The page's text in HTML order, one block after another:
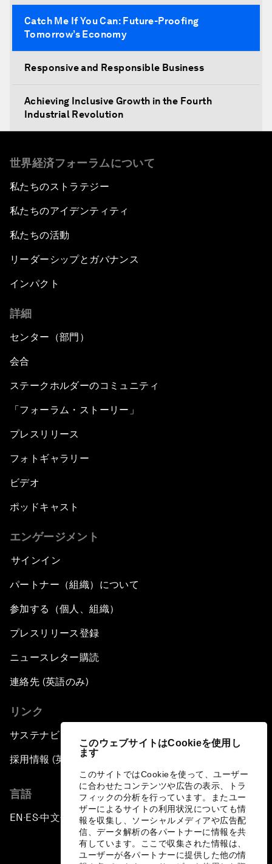
このウェブサイトはCookieを使用し
ます
このサイトではCookieを使って、ユーザー
に合わせたコンテンツや広告の表示、トラ
フィックの分析を行っています。またユー
ザーによるサイトの利用状況についても情
報を収集し、ソーシャルメディアや広告配
信、データ解析の各パートナーに情報を共
有しています。ここで収集された情報は、
ユーザーが各パートナーに提供した他の情
Catch Me If You Can: Future-Proofing
Tomorrow’s Economy
Responsive and Responsible Business
Achieving Inclusive Growth in the Fourth
Industrial Revolution
世界経済フォーラムについて
私たちのストラテジー
私たちのアイデンティティ
私たちの活動
リーダーシップとガバナンス
インパクト
詳細
センター（部門）
会合
ステークホルダーのコミュニティ
「フォーラム・ストーリー」
プレスリリース
フォトギャラリー
ビデオ
ポッドキャスト
エンゲージメント
サインイン
パートナー（組織）について
参加する（個人、組織）
プレスリリース登録
ニュースレター購読
連絡先 (英語のみ)
リンク
サステナビリティへの取り組み
採用情報 (英語のみ)
言語
EN ▪ES▪中文▪ 日本語